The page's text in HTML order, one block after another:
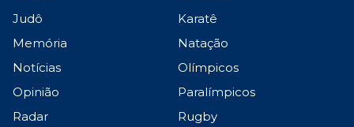
Judô
Karatê
Memória
Natação
Notícias
Olímpicos
Opinião
Paralímpicos
Radar
Rugby